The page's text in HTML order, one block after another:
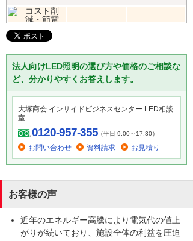
法人向けLED照明の選び方や価格のご相談な
ど、分かりやすくお答えします。
大塚商会 インサイドビジネスセンター LED相談
室
0120-957-355（平日 9:00～17:30）
お問い合わせ 資料請求 お見積り
お客様の声
近年のエネルギー高騰により電気代の値上
がりが続いており、施設全体の利益を圧迫